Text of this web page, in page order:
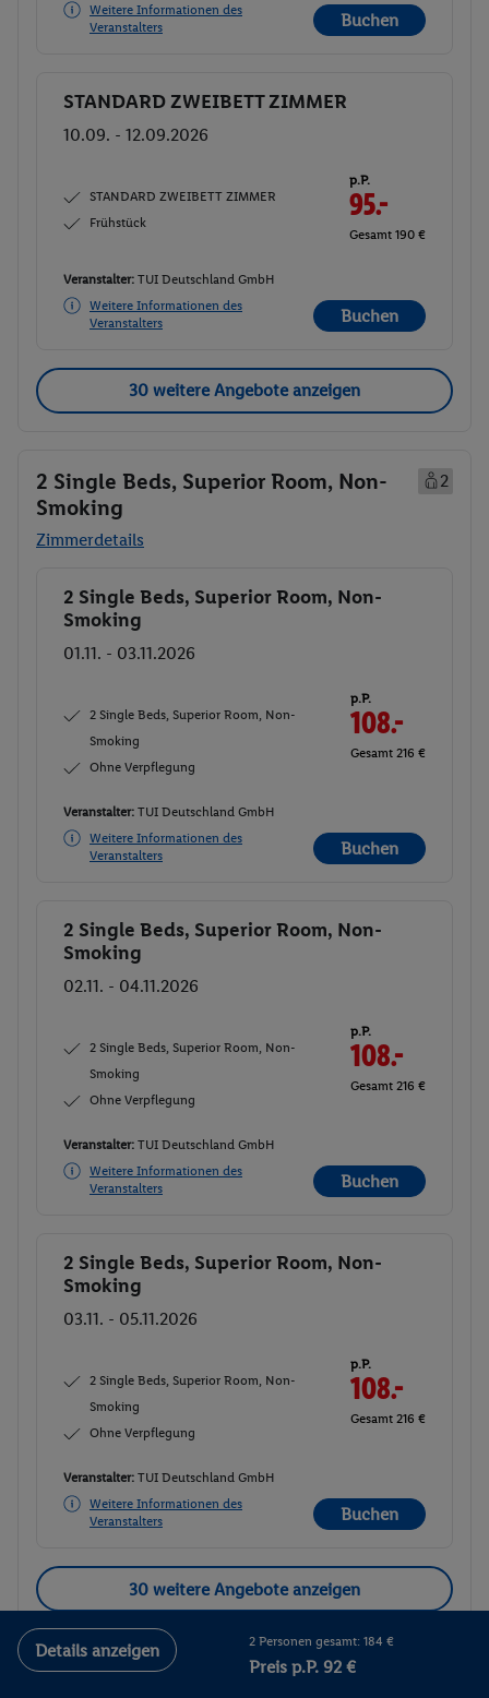
Weitere Informationen des
Veranstalters
Buchen
Buchen
STANDARD ZWEIBETT ZIMMER
10.09. - 12.09.2026
STANDARD ZWEIBETT ZIMMER
Frühstück
p.P.
95.-
Gesamt 190 €
Veranstalter: TUI Deutschland GmbH
Weitere Informationen des
Veranstalters
Buchen
30 weitere Angebote anzeigen
2 Single Beds, Superior Room, Non-
Smoking
2
Zimmerdetails
Buchen
2 Single Beds, Superior Room, Non-
Smoking
01.11. - 03.11.2026
2 Single Beds, Superior Room, Non-
Smoking
Ohne Verpflegung
p.P.
108.-
Gesamt 216 €
Veranstalter: TUI Deutschland GmbH
Weitere Informationen des
Veranstalters
Buchen
Buchen
2 Single Beds, Superior Room, Non-
Smoking
02.11. - 04.11.2026
2 Single Beds, Superior Room, Non-
Smoking
Ohne Verpflegung
p.P.
108.-
Gesamt 216 €
Veranstalter: TUI Deutschland GmbH
Weitere Informationen des
Veranstalters
Buchen
Buchen
2 Single Beds, Superior Room, Non-
Smoking
03.11. - 05.11.2026
2 Single Beds, Superior Room, Non-
Smoking
Ohne Verpflegung
p.P.
108.-
Gesamt 216 €
Veranstalter: TUI Deutschland GmbH
Weitere Informationen des
Veranstalters
Buchen
30 weitere Angebote anzeigen
Family Room, 1 King Bed, Sofa Bed,
Details anzeigen 2 Personen gesamt: 184 €
Preis p.P. 92 €